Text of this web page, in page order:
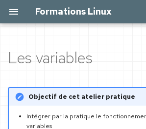
Formations Linux
Unix, Linux & Open Source
Les premiers ordinateurs
et le projet Multics
De Multics à Unix
À propos de cette
Avant de mettre la main à
la pâte
Git par la pratique
Installation & Configuration
Accéder à GitHub et
GitLab
Docker par la pratique
Virtualisation et
conteneurs
Préparer une VM Linux
Démarrer le labo
Les play vars
Les extra vars
Les variables
Objectif de cet atelier pratique
Intégrer par la pratique le
variables